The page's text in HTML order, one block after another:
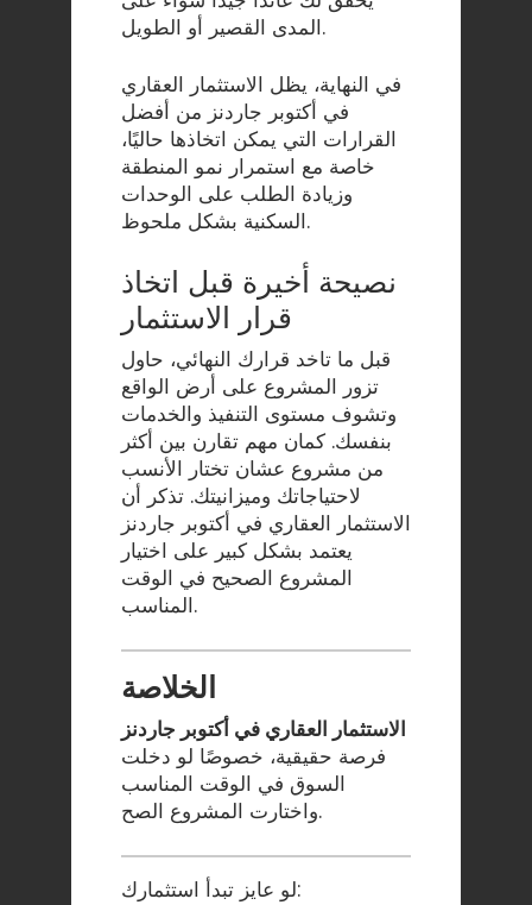
المدى القصير أو الطويل.
في النهاية، يظل الاستثمار العقاري
في أكتوبر جاردنز من أفضل
القرارات التي يمكن اتخاذها حاليًا،
خاصة مع استمرار نمو المنطقة
وزيادة الطلب على الوحدات
السكنية بشكل ملحوظ.
نصيحة أخيرة قبل اتخاذ
قرار الاستثمار
قبل ما تاخد قرارك النهائي، حاول
تزور المشروع على أرض الواقع
وتشوف مستوى التنفيذ والخدمات
بنفسك. كمان مهم تقارن بين أكثر
من مشروع عشان تختار الأنسب
لاحتياجاتك وميزانيتك. تذكر أن
الاستثمار العقاري في أكتوبر جاردنز
يعتمد بشكل كبير على اختيار
المشروع الصحيح في الوقت
المناسب.
الخلاصة
الاستثمار العقاري في أكتوبر جاردنز
فرصة حقيقية، خصوصًا لو دخلت
السوق في الوقت المناسب
واختارت المشروع الصح.
لو عايز تبدأ استثمارك: